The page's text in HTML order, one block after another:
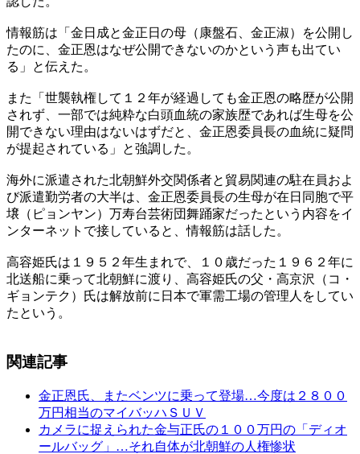
情報筋は「金日成と金正日の母（康盤石、金正淑）を公開し
たのに、金正恩はなぜ公開できないのかという声も出てい
る」と伝えた。
また「世襲執権して１２年が経過しても金正恩の略歴が公開
されず、一部では純粋な白頭血統の家族歴であれば生母を公
開できない理由はないはずだと、金正恩委員長の血統に疑問
が提起されている」と強調した。
海外に派遣された北朝鮮外交関係者と貿易関連の駐在員およ
び派遣勤労者の大半は、金正恩委員長の生母が在日同胞で平
壌（ピョンヤン）万寿台芸術団舞踊家だったという内容をイ
ンターネットで接していると、情報筋は話した。
高容姫氏は１９５２年生まれで、１０歳だった１９６２年に
北送船に乗って北朝鮮に渡り、高容姫氏の父・高京沢（コ・
ギョンテク）氏は解放前に日本で軍需工場の管理人をしてい
たという。
関連記事
金正恩氏、またベンツに乗って登場…今度は２８００
万円相当のマイバッハＳＵＶ
カメラに捉えられた金与正氏の１００万円の「ディオ
ールバッグ」…それ自体が北朝鮮の人権惨状